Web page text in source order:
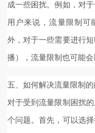
成一些困扰。例如，对
用户来说，流量限制可
外，对于一些需要进行
播），流量限制也可能会
五、如何解决流量限制的
对于受到流量限制困扰
个问题。首先，可以选